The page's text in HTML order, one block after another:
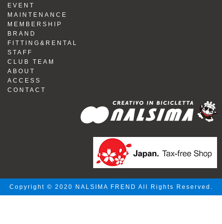
EVENT
MAINTENANCE
MEMBERSHIP
BRAND
FITTING&RENTAL
STAFF
CLUB TEAM
ABOUT
ACCESS
CONTACT
Copyright © 2020 NALSIMA FREND All Rights Reserved.